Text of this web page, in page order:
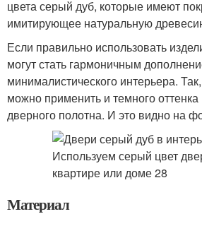
цвета серый дуб, которые имеют
имитирующее натуральную
Если правильно использовать
могут стать гармоничным
минималистического интерьера.
можно применить и темного оттенка
дверного полотна. И это видно на
Материал